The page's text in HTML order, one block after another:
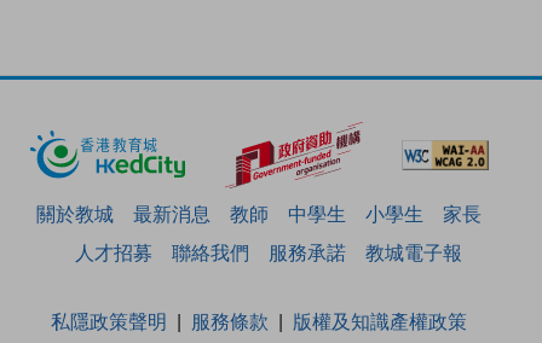
關於教城 最新消息 教師 中學生 小學生
家長
人才招募
聯絡我們 服務承諾 教城電子報
私隱政策聲明 服務條款
版權及知識產權政策